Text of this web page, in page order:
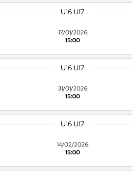
U16 U17
17/01/2026
15:00
U16 U17
31/01/2026
15:00
U16 U17
14/02/2026
15:00